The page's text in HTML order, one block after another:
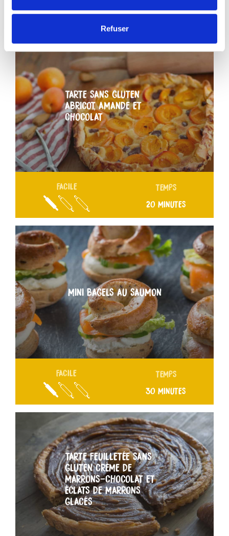
Refuser
VOUS AIMEREZ AUSSI
TARTE SANS GLUTEN
ABRICOT, AMANDE ET
CHOCOLAT
FACILE TEMPS
20 MINUTES
MINI BAGELS AU SAUMON
FACILE TEMPS
30 MINUTES
TARTE FEUILLETÉE SANS
GLUTEN CRÈME DE
MARRONS-CHOCOLAT ET
ÉCLATS DE MARRONS
GLACÉS